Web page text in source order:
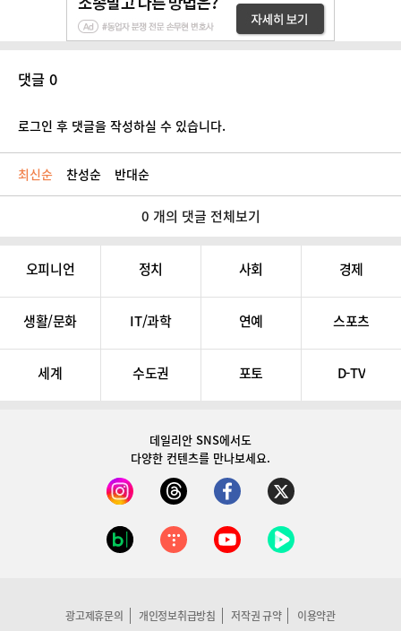
댓글 0
로그인 후 댓글을 작성하실 수 있습니다.
최신순 찬성순 반대순
0 개의 댓글 전체보기
오피니언 정치 사회 경제
생활/문화 IT/과학 연예 스포츠
세계 수도권 포토 D-TV
데일리안 SNS에서도
다양한 컨텐츠를 만나보세요.
광고제휴문의 개인정보취급방침 저작권 규약 이용약관